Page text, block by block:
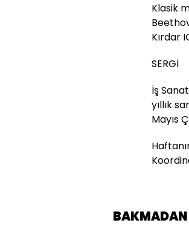
Klasik
Kırdar
SERGİ
İş
yıllık
Mayıs
BAKMADAN